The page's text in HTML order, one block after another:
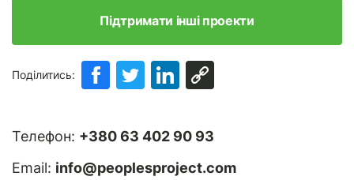
Підтримати інші проекти
Поділитись:
Телефон: +380 63 402 90 93
Email: info@peoplesproject.com